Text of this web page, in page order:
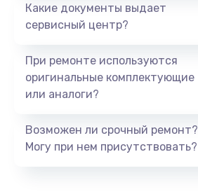
Какие документы выдает
сервисный центр?
При ремонте используются
оригинальные комплектующие
или аналоги?
Возможен ли срочный ремонт?
Могу при нем присутствовать?